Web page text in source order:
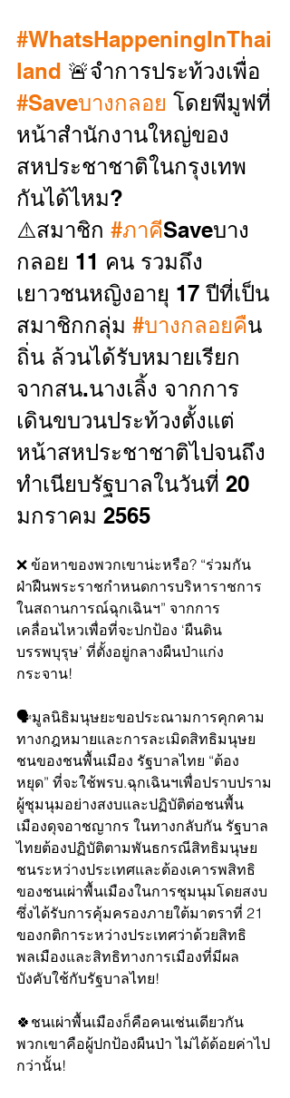
#WhatsHappeningInThai
land 🚨จำการประท้วงเพื่อ
#Saveบางกลอย โดยพีมูฟที่
หน้าสำนักงานใหญ่ของ
สหประชาชาติในกรุงเทพ
กันได้ไหม?
⚠️สมาชิก #ภาคีSaveบาง
กลอย 11 คน รวมถึง
เยาวชนหญิงอายุ 17 ปีที่เป็น
สมาชิกกลุ่ม #บางกลอยคืน
ถิ่น ล้วนได้รับหมายเรียก
จากสน.นางเลิ้ง จากการ
เดินขบวนประท้วงตั้งแต่
หน้าสหประชาชาติไปจนถึง
ทำเนียบรัฐบาลในวันที่ 20
มกราคม 2565
❌ ข้อหาของพวกเขาน่ะหรือ? “ร่วมกัน
ฝ่าฝืนพระราชกำหนดการบริหาราชการ
ในสถานการณ์ฉุกเฉินฯ” จากการ
เคลื่อนไหวเพื่อที่จะปกป้อง ‘ผืนดิน
บรรพบุรุษ’ ที่ตั้งอยู่กลางผืนป่าแก่ง
กระจาน!
🗣มูลนิธิมนุษยะขอประณามการคุกคาม
ทางกฎหมายและการละเมิดสิทธิมนุษย
ชนของชนพื้นเมือง รัฐบาลไทย “ต้อง
หยุด” ที่จะใช้พรบ.ฉุกเฉินฯเพื่อปราบปราม
ผู้ชุมนุมอย่างสงบและปฏิบัติต่อชนพื้น
เมืองดุจอาชญากร ในทางกลับกัน รัฐบาล
ไทยต้องปฏิบัติตามพันธกรณีสิทธิมนุษย
ชนระหว่างประเทศและต้องเคารพสิทธิ
ของชนเผ่าพื้นเมืองในการชุมนุมโดยสงบ
ซึ่งได้รับการคุ้มครองภายใต้มาตราที่ 21
ของกติการะหว่างประเทศว่าด้วยสิทธิ
พลเมืองและสิทธิทางการเมืองที่มีผล
บังคับใช้กับรัฐบาลไทย!
🍀ชนเผ่าพื้นเมืองก็คือคนเช่นเดียวกัน
พวกเขาคือผู้ปกป้องผืนป่า ไม่ได้ด้อยค่าไป
กว่านั้น!